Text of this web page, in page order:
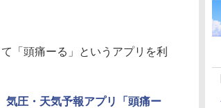
「頭痛ーる」というアプリを利
気圧・天気予報アプリ「頭痛ー